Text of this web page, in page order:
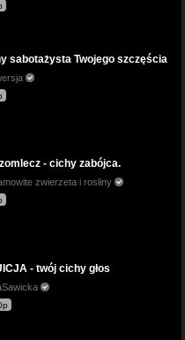
sabotażysta Twojego szczęścia
- cichy zabójca.
zwierzeta i rosliny
- twój cichy głos